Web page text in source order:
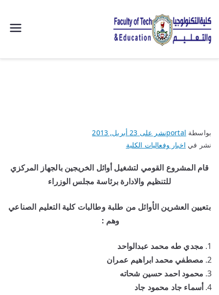
التكنولوجيا
جامعة
سوهاج |
بواسطة portalنشر على 23 أبريل, 2013
نشر في اخبار وفعاليات الكلية
قام المشروع القومي لتشغيل أوائل الخريجين بالجهاز المركزي
للتنظيم والادارة برئاسة مجلس الوزراء
بتعيين العشرين الأوائل من طلبة وطالبات كلية التعليم الصناعي
وهم :
مجدي طه محمد عبدالواحد
مصطفي محمد ابراهيم عمران
محمود احمد حسين شحاته
أسماء جاد محمود جاد